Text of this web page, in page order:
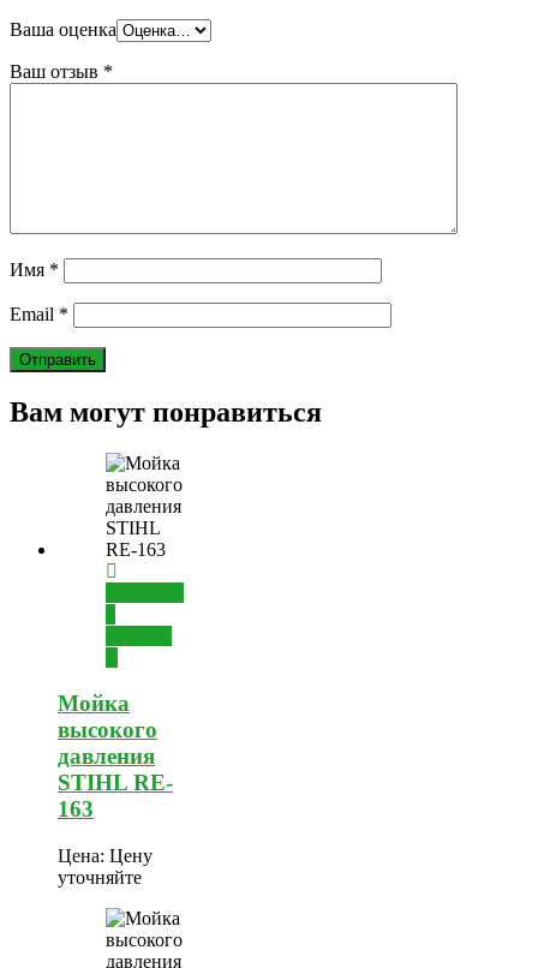
Ваша оценка
Ваш отзыв *
Имя *
Email *
Вам могут понравиться
Мойка
высокого
давления
STIHL RE-
163
Цена: Цену
уточняйте